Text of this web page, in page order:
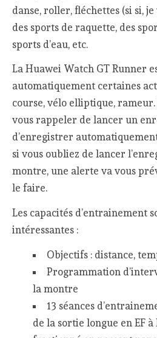
danse, roller, fléchettes (si si,
des sports de raquette, des
sports d’eau, etc.
La Huawei Watch GT Runner
automatiquement certaines
course, vélo elliptique, rameur.
vous rappeler de lancer un
d’enregistrer
si vous oubliez de lancer
montre, une alerte va vous
le faire.
Les capacités d’entrainement
intéressantes :
Objectifs : distance,
Programmation
la montre
13 séances
de la sortie longue en EF à